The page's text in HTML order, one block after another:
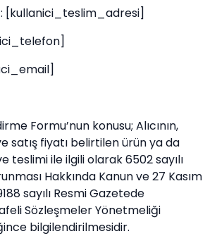
[kullanici_teslim_adresi]
Formu’nun konusu; Alıcının,
satış fiyatı belirtilen ürün ya da
teslimi ile ilgili olarak 6502 sayılı
Hakkında Kanun ve 27 Kasım
sayılı Resmi Gazetede
Sözleşmeler Yönetmeliği
bilgilendirilmesidir.